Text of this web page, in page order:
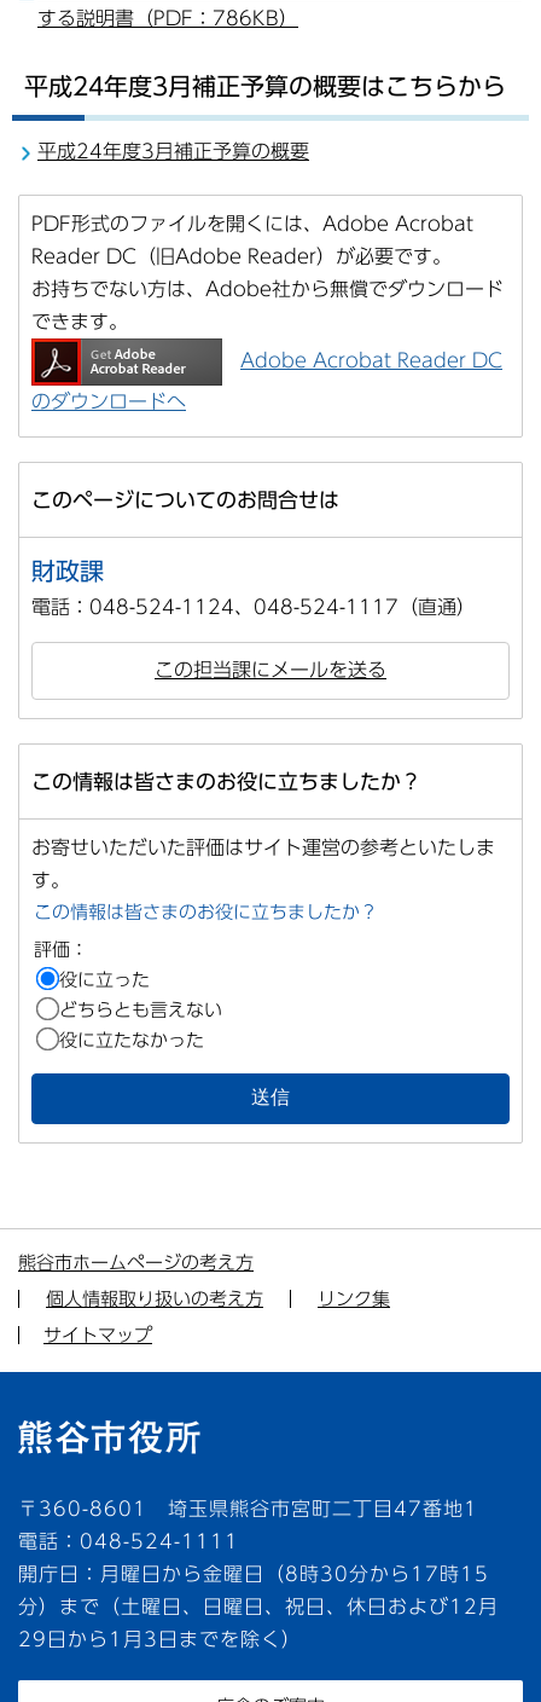
する説明書（PDF：786KB）
平成24年度3月補正予算の概要はこちらから
平成24年度3月補正予算の概要
PDF形式のファイルを開くには、Adobe Acrobat
Reader DC（旧Adobe Reader）が必要です。
お持ちでない方は、Adobe社から無償でダウンロード
できます。
Adobe Acrobat Reader DC
のダウンロードへ
このページについてのお問合せは
財政課
電話：048-524-1124、048-524-1117（直通）
この担当課にメールを送る
この情報は皆さまのお役に立ちましたか？
お寄せいただいた評価はサイト運営の参考といたしま
す。
この情報は皆さまのお役に立ちましたか？
評価：
役に立った
どちらとも言えない
役に立たなかった
熊谷市ホームページの考え方
個人情報取り扱いの考え方
リンク集
サイトマップ
〒360-8601 埼玉県熊谷市宮町二丁目47番地1
電話：048-524-1111
開庁日：月曜日から金曜日（8時30分から17時15
分）まで（土曜日、日曜日、祝日、休日および12月
29日から1月3日までを除く）